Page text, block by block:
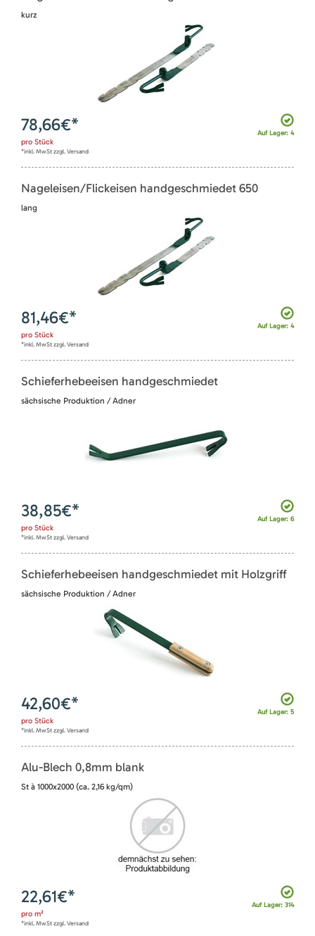
kurz
Auf Lager: 4
78,66€*
pro Stück
*inkl. MwSt zzgl. Versand
Nageleisen/Flickeisen handgeschmiedet 650
lang
Auf Lager: 4
81,46€*
pro Stück
*inkl. MwSt zzgl. Versand
Schieferhebeeisen handgeschmiedet
sächsische Produktion / Adner
Auf Lager: 6
38,85€*
pro Stück
*inkl. MwSt zzgl. Versand
Schieferhebeeisen handgeschmiedet mit Holzgriff
sächsische Produktion / Adner
Auf Lager: 5
42,60€*
pro Stück
*inkl. MwSt zzgl. Versand
Alu-Blech 0,8mm blank
St à 1000x2000 (ca. 2,16 kg/qm)
Auf Lager: 314
22,61€*
pro m²
*inkl. MwSt zzgl. Versand